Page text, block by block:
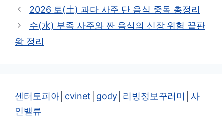
테
리
2026 토(土) 과다 사주 단 음식 중독 총정리
수(水) 부족 사주와 짠 음식의 신장 위험 끝판
왕 정리
센터토피아 cvinet gody 리빙정보꾸러미
사
인밸류